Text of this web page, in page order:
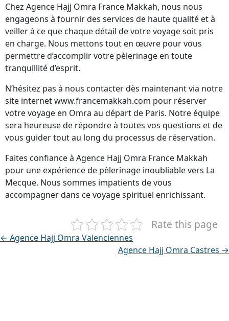
Chez Agence Hajj Omra France Makkah, nous nous
engageons à fournir des services de haute qualité et à
veiller à ce que chaque détail de votre voyage soit pris
en charge. Nous mettons tout en œuvre pour vous
permettre d’accomplir votre pèlerinage en toute
tranquillité d’esprit.
N’hésitez pas à nous contacter dès maintenant via notre
site internet www.francemakkah.com pour réserver
votre voyage en Omra au départ de Paris. Notre équipe
sera heureuse de répondre à toutes vos questions et de
vous guider tout au long du processus de réservation.
Faites confiance à Agence Hajj Omra France Makkah
pour une expérience de pèlerinage inoubliable vers La
Mecque. Nous sommes impatients de vous
accompagner dans ce voyage spirituel enrichissant.
Rate this page
← Agence Hajj Omra Valenciennes
Agence Hajj Omra Castres →